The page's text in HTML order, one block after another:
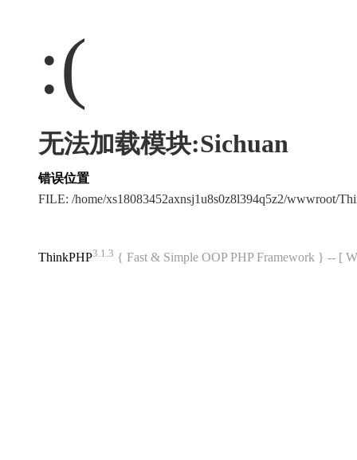
:(
无法加载模块:Sichuan
错误位置
FILE: /home/xs18083452axnsj1u8s0z8l394q5z2/wwwroot/
ThinkPHP3.1.3 { Fast & Simple OOP PHP Framework } -- [